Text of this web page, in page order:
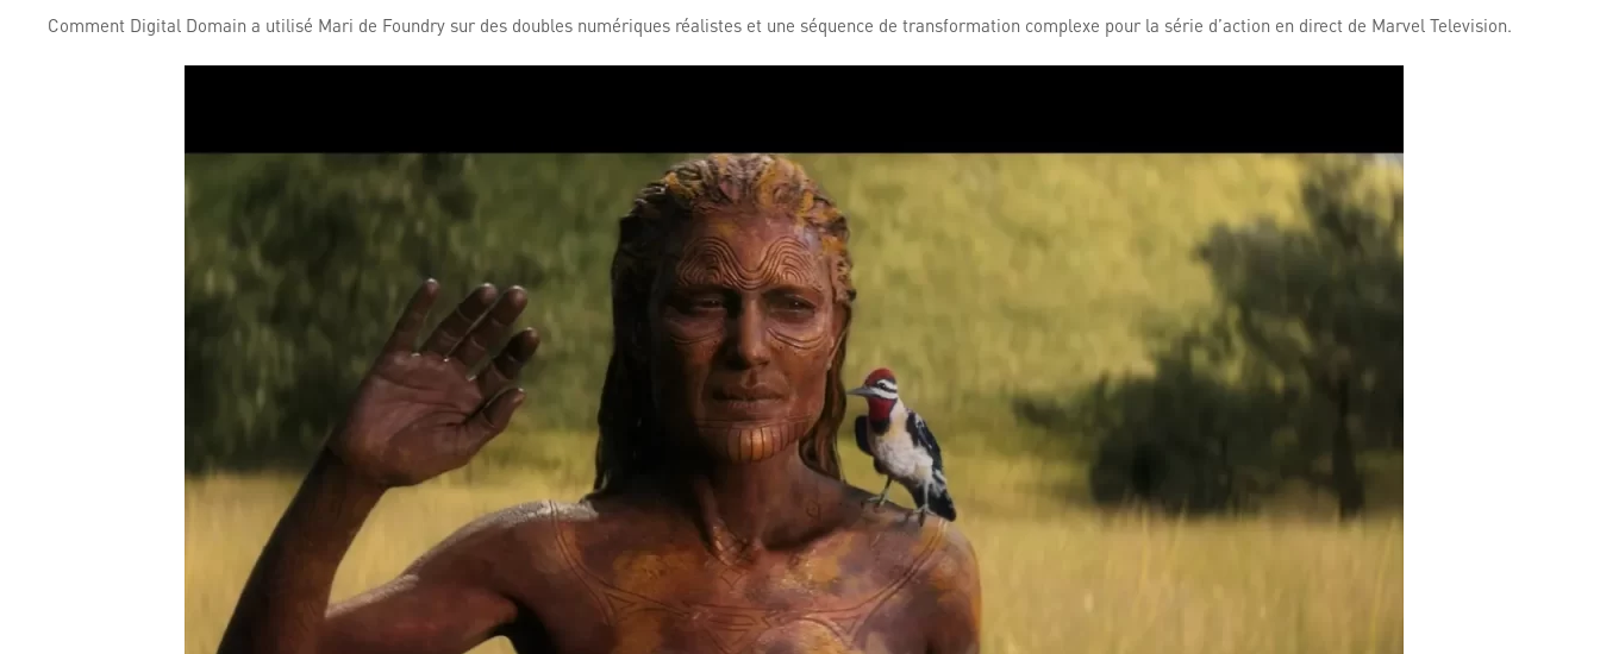
Comment Digital Domain a utilisé Mari de Foundry sur des doubles numériques réalistes et une séquence de transformation complexe pour la série d’action en direct de Marvel Television.